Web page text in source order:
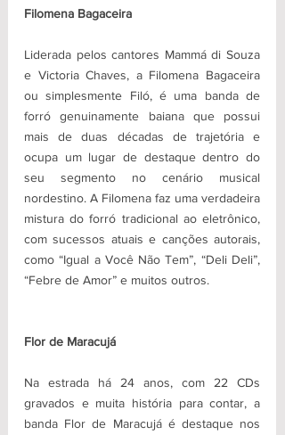
Filomena Bagaceira
Liderada pelos cantores Mammá di Souza
e Victoria Chaves, a Filomena Bagaceira
ou simplesmente Filó, é uma banda de
forró genuinamente baiana que possui
mais de duas décadas de trajetória e
ocupa um lugar de destaque dentro do
seu segmento no cenário musical
nordestino. A Filomena faz uma verdadeira
mistura do forró tradicional ao eletrônico,
com sucessos atuais e canções autorais,
como “Igual a Você Não Tem”, “Deli Deli”,
“Febre de Amor” e muitos outros.
Flor de Maracujá
Na estrada há 24 anos, com 22 CDs
gravados e muita história para contar, a
banda Flor de Maracujá é destaque nos